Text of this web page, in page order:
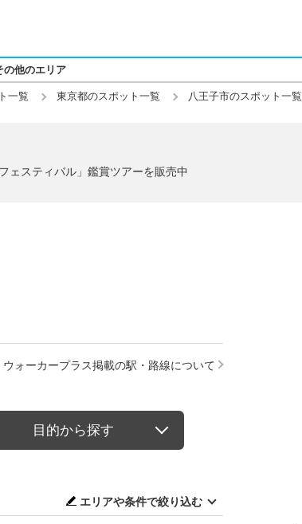
の他のエリア
一覧 東京都のスポット一覧 八王子市のスポット一覧
ェスティバル」鑑賞ツアーを販売中
ウォーカープラス掲載の駅・路線について
目的から探す
エリアや条件で絞り込む